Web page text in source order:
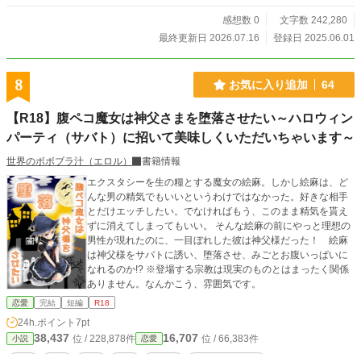
感想数 0
文字数 242,280
最終更新日 2026.07.16
登録日 2025.06.01
8 お気に入り追加 64
【R18】腹ペコ魔女は神父さまを堕落させたい～ハロウィン
パーティ（サバト）に招いて美味しくいただいちゃいます～
世界のボボブラ汁（エロル）
書籍情報
エクスタシーを生の糧とする魔女の絵麻。しかし絵麻は、ど
んな男の精気でもいいというわけではなかった。好きな相手
とだけエッチしたい。でなければもう、このまま精気を貰え
ずに消えてしまってもいい。 そんな絵麻の前にやっと理想の
男性が現れたのに、一目ぼれした彼は神父様だった！ 絵麻
は神父様をサバトに誘い、堕落させ、みごとお腹いっぱいに
なれるのか!? ※登場する宗教は現実のものとはまったく関係
ありません。なんかこう、雰囲気です。
恋愛 完結 短編 R18
24h.ポイント 7pt
小説 38,437 位 / 228,878件 恋愛 16,707 位 / 66,383件